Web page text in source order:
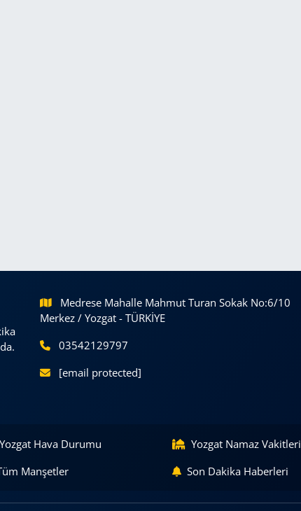
Medrese Mahalle Mahmut Turan Sokak No:6/10
Merkez / Yozgat - TÜRKİYE
03542129797
[email protected]
Yozgat Hava Durumu Yozgat Namaz Vakitleri
Manşetler Son Dakika Haberleri